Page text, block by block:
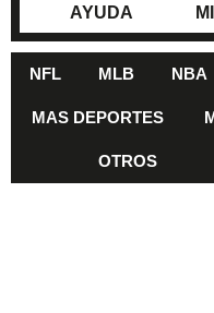
AYUDA
NFL MLB NBA
MAS DEPORTES
OTROS